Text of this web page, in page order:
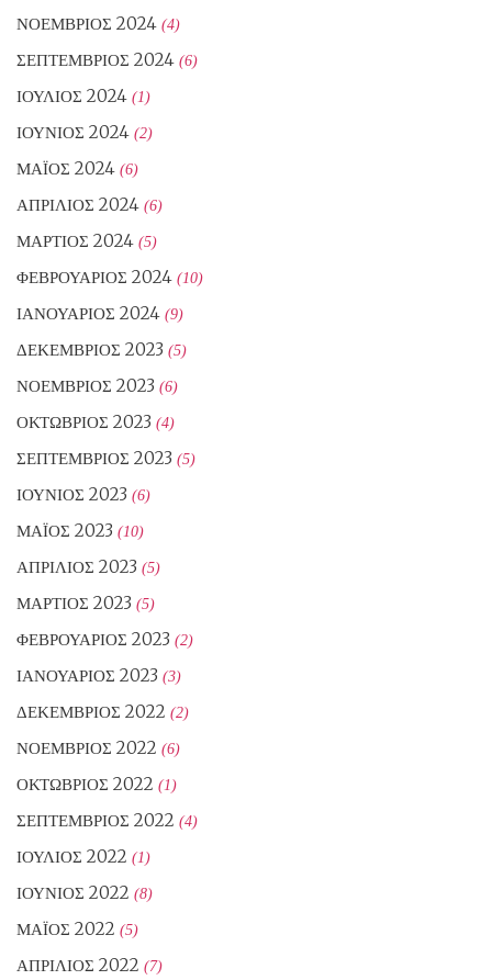
ΝΟΈΜΒΡΙΟΣ 2024 (4)
ΣΕΠΤΈΜΒΡΙΟΣ 2024 (6)
ΙΟΎΛΙΟΣ 2024 (1)
ΙΟΎΝΙΟΣ 2024 (2)
ΜΆΙΟΣ 2024 (6)
ΑΠΡΊΛΙΟΣ 2024 (6)
ΜΆΡΤΙΟΣ 2024 (5)
ΦΕΒΡΟΥΆΡΙΟΣ 2024 (10)
ΙΑΝΟΥΆΡΙΟΣ 2024 (9)
ΔΕΚΈΜΒΡΙΟΣ 2023 (5)
ΝΟΈΜΒΡΙΟΣ 2023 (6)
ΟΚΤΏΒΡΙΟΣ 2023 (4)
ΣΕΠΤΈΜΒΡΙΟΣ 2023 (5)
ΙΟΎΝΙΟΣ 2023 (6)
ΜΆΙΟΣ 2023 (10)
ΑΠΡΊΛΙΟΣ 2023 (5)
ΜΆΡΤΙΟΣ 2023 (5)
ΦΕΒΡΟΥΆΡΙΟΣ 2023 (2)
ΙΑΝΟΥΆΡΙΟΣ 2023 (3)
ΔΕΚΈΜΒΡΙΟΣ 2022 (2)
ΝΟΈΜΒΡΙΟΣ 2022 (6)
ΟΚΤΏΒΡΙΟΣ 2022 (1)
ΣΕΠΤΈΜΒΡΙΟΣ 2022 (4)
ΙΟΎΛΙΟΣ 2022 (1)
ΙΟΎΝΙΟΣ 2022 (8)
ΜΆΙΟΣ 2022 (5)
ΑΠΡΊΛΙΟΣ 2022 (7)